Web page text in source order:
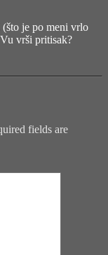
je po meni vrlo
vrši pritisak?
fields are